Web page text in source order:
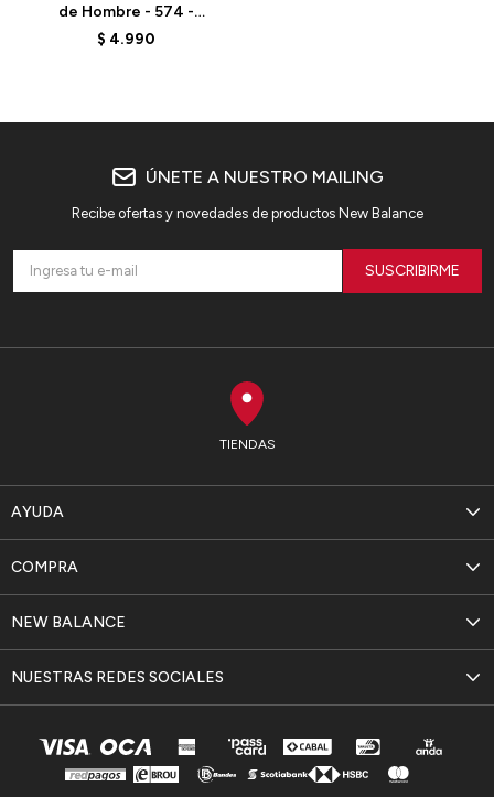
de Hombre - 574 -
ML574EVG - GREY
$ 4.990
TIENDAS
AYUDA
NEW BALANCE
COMPRA
NUESTRAS REDES SOCIALES
ÚNETE A NUESTRO MAILING
Recibe ofertas y novedades de productos New Balance
SUSCRIBIRME